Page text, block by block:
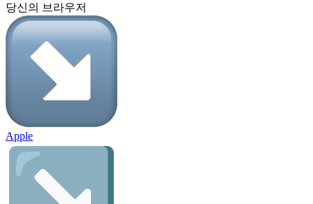
당신의 브라우저
Apple